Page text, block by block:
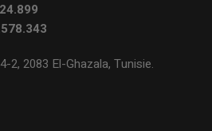
2, 2083 El-Ghazala, Tunisie.